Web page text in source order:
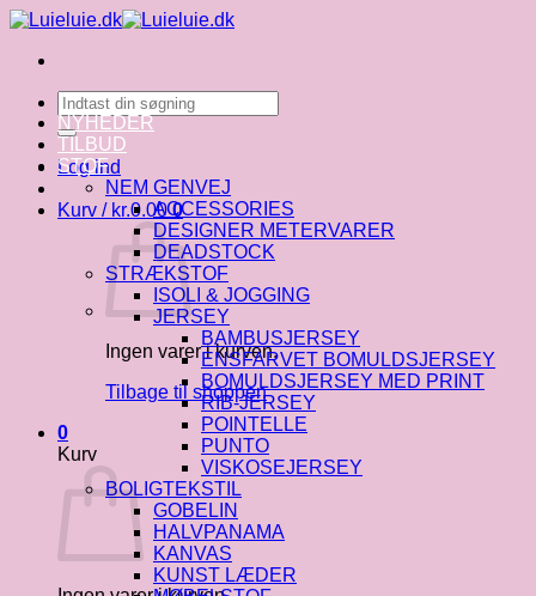
Fortsæt
indhold
Søg
efter:
Log ind
Kurv / kr.0.00 0
Ingen varer i kurven.
Tilbage til shoppen
0
Kurv
NYHEDER
TILBUD
STOF
NEM GENVEJ
ACCESSORIES
DESIGNER METERVARER
DEADSTOCK
STRÆKSTOF
ISOLI & JOGGING
JERSEY
BAMBUSJERSEY
ENSFARVET BOMULDSJERSEY
BOMULDSJERSEY MED PRINT
RIB-JERSEY
POINTELLE
PUNTO
VISKOSEJERSEY
BOLIGTEKSTIL
GOBELIN
HALVPANAMA
KANVAS
KUNST LÆDER